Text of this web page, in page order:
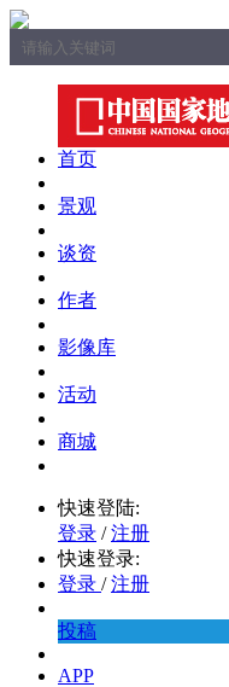
首页
景观
谈资
作者
影像库
活动
商城
快速登陆:
登录 / 注册
快速登录:
登录 / 注册
投稿
APP